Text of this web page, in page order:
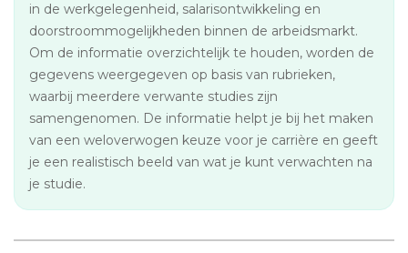
in de werkgelegenheid, salarisontwikkeling en
doorstroommogelijkheden binnen de arbeidsmarkt.
Om de informatie overzichtelijk te houden, worden de
gegevens weergegeven op basis van rubrieken,
waarbij meerdere verwante studies zijn
samengenomen. De informatie helpt je bij het maken
van een weloverwogen keuze voor je carrière en geeft
je een realistisch beeld van wat je kunt verwachten na
je studie.